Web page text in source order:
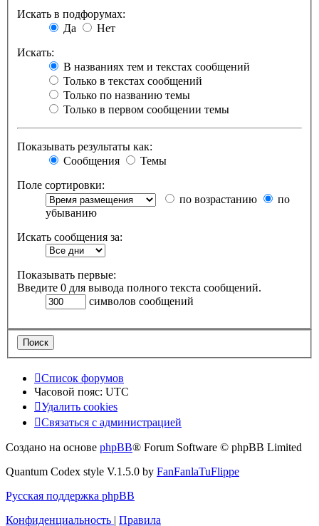
Искать в подфорумах:
Да
Нет
Искать:
В названиях тем и текстах сообщений
Только в текстах сообщений
Только по названию темы
Только в первом сообщении темы
Показывать результаты как:
Сообщения
Темы
Поле сортировки:
по возрастанию
по
убыванию
Искать сообщения за:
Показывать первые:
Введите 0 для вывода полного текста сообщений.
символов сообщений
Список форумов
Часовой пояс: UTC
Удалить cookies
Связаться с администрацией
Создано на основе phpBB® Forum Software © phpBB Limited
Quantum Codex style V.1.5.0 by FanFanlaTuFlippe
Русская поддержка phpBB
Конфиденциальность | Правила